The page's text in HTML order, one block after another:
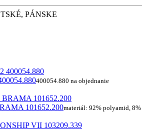
PÁNSKE
400054.880 na objednanie
101652.200materiál: 92% polyamid,